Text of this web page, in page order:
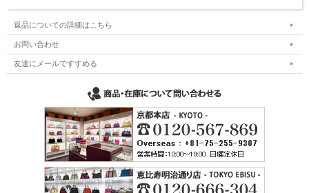
返品についての詳細はこちら
お問い合わせ
友達にメールですすめる